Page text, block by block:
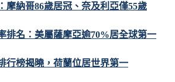
摩納哥86歲居冠、奈及利亞僅55歲
排名：美屬薩摩亞逾70%居全球第一
行榜揭曉，荷蘭位居世界第一